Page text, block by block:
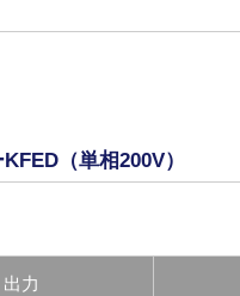
（単相200V）
出力